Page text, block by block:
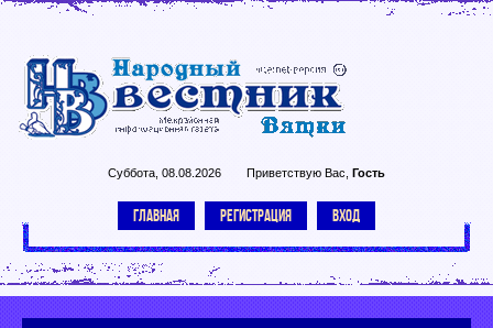
Суббота, 08.08.2026 Приветствую Вас Гость
ГЛАВНАЯ РЕГИСТРАЦИЯ ВХОД